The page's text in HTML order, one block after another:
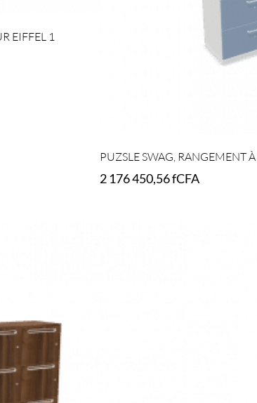
EIFFEL 1
PUZSLE SWAG, RANGEMENT
2 176 450,56fCFA